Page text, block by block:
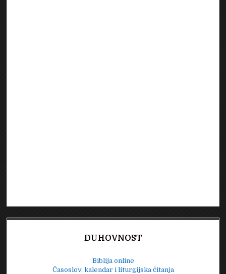
DUHOVNOST
Biblija online
Časoslov, kalendar i liturgijska čitanja